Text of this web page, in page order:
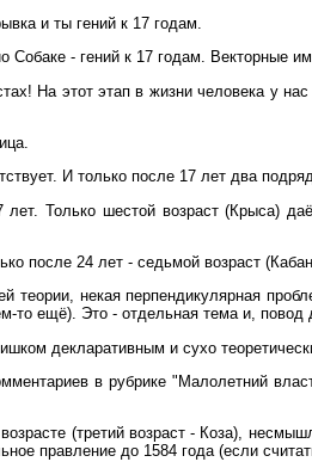
и ты гений к 17 годам.
Собаке - гений к 17 годам. Векторные
На этот этап в жизни человека у
И только после 17 лет два
Только шестой возраст (Крыса)
после 24 лет - седьмой возраст
теории, некая перпендикулярная
то ещё). Это - отдельная тема и, повод
декларативным и сухо
в рубрике "Малолетний
(третий возраст - Коза),
правление до 1584 года (если